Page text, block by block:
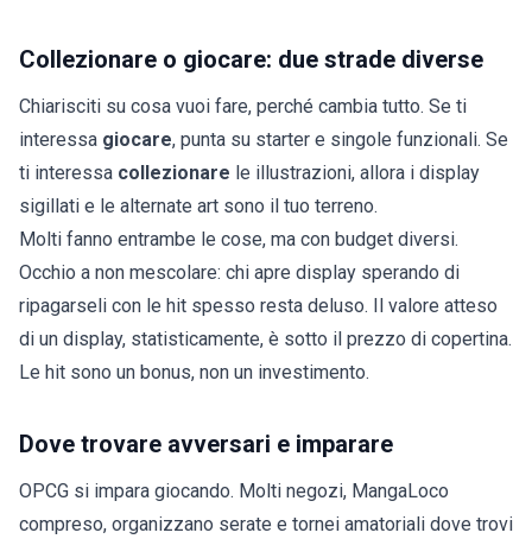
Collezionare o giocare: due strade diverse
Chiarisciti su cosa vuoi fare, perché cambia tutto. Se ti
interessa giocare, punta su starter e singole funzionali. Se
ti interessa collezionare le illustrazioni, allora i display
sigillati e le alternate art sono il tuo terreno.
Molti fanno entrambe le cose, ma con budget diversi.
Occhio a non mescolare: chi apre display sperando di
ripagarseli con le hit spesso resta deluso. Il valore atteso
di un display, statisticamente, è sotto il prezzo di copertina.
Le hit sono un bonus, non un investimento.
Dove trovare avversari e imparare
OPCG si impara giocando. Molti negozi, MangaLoco
compreso, organizzano serate e tornei amatoriali dove trovi